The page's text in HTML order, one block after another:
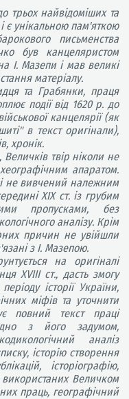
трьох найвідоміших та
є унікальною пам'яткою
письменства
був канцеляристом
І. Мазепи і мав великі
матеріалу.
та Грабянки, праця
події від 1620 р. до
канцелярії (як
в текст оригінали),
хронік.
Величків твір ніколи не
апаратом.
не вивчений належним
XIX ст. із грубим
пропусками, без
аналізу. Крім
причин не увійшли
з І. Мазепою.
на оригіналі
XVIII ст., дасть змогу
історії України,
міфів та уточнити
повний текст праці
з його задумом,
аналіз
історію створення
історіографію,
використаних Величком
праць, географічний